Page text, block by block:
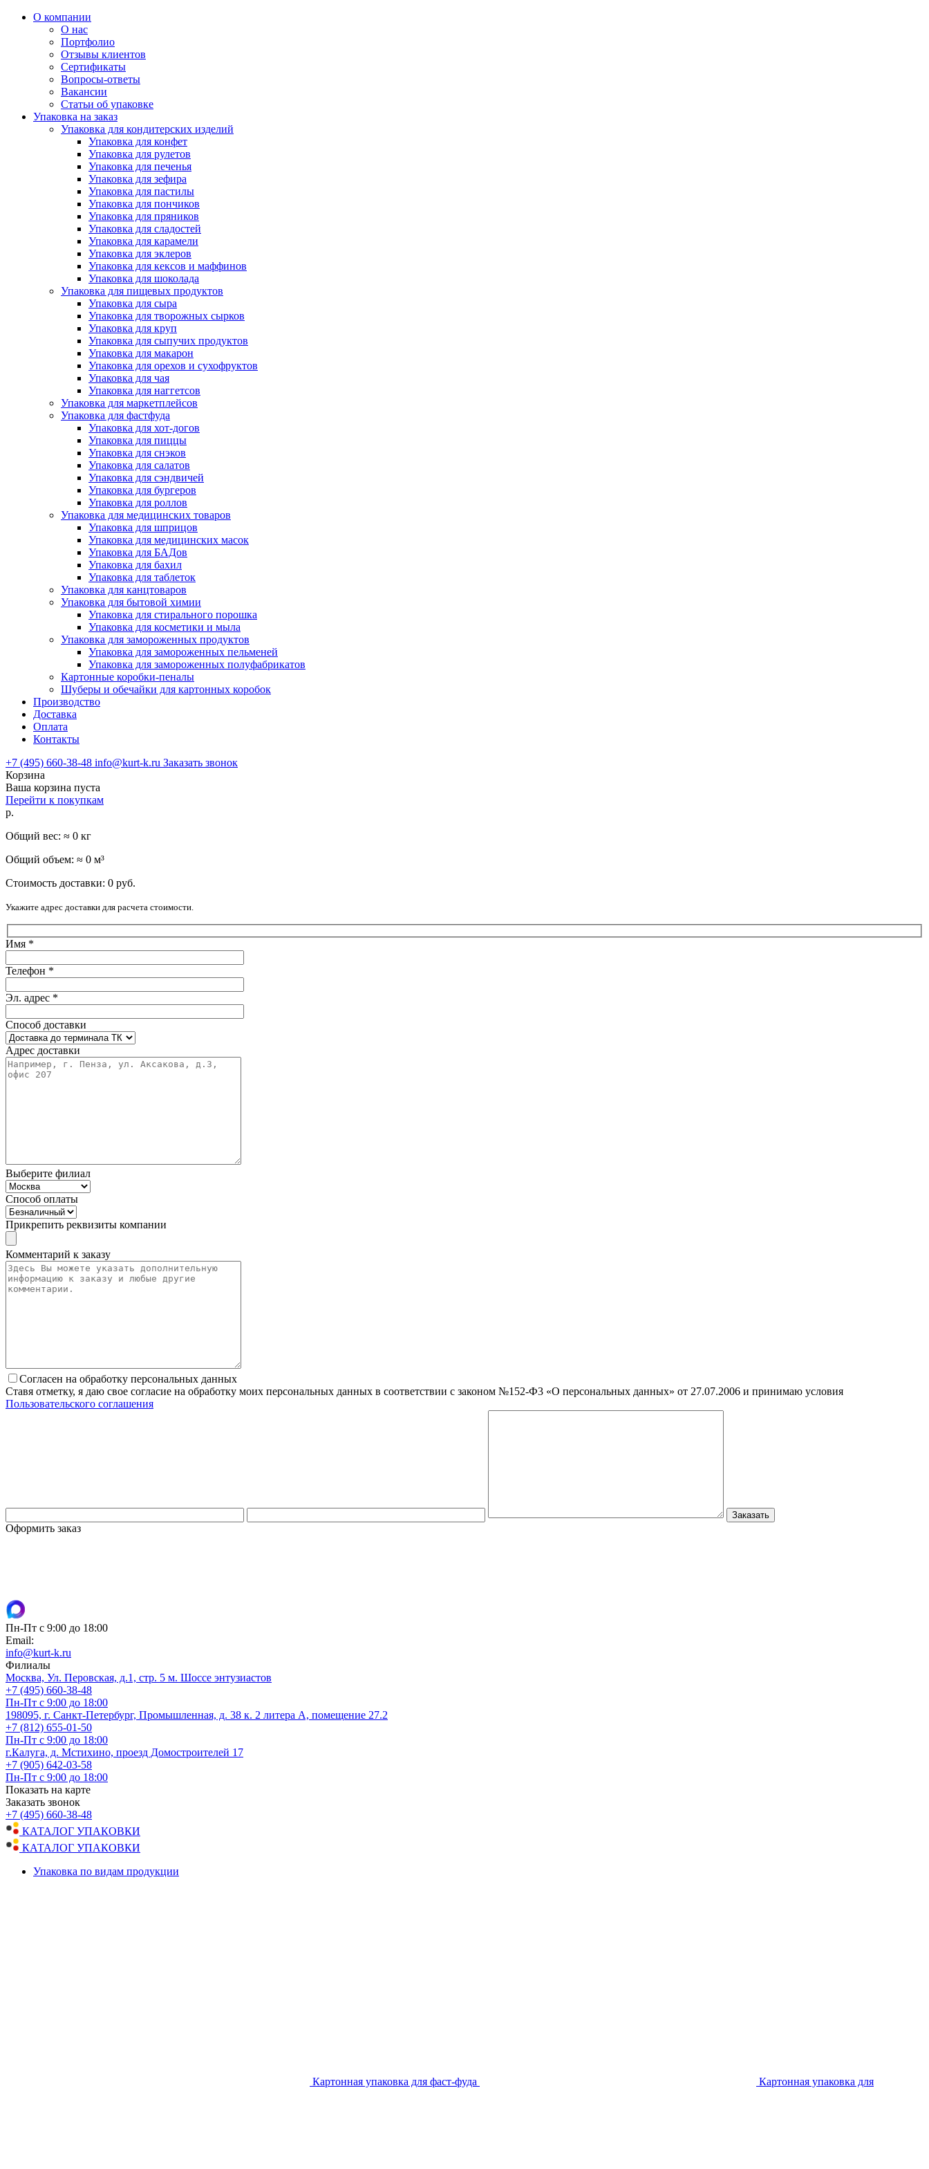
О компании
О нас
Портфолио
Отзывы клиентов
Сертификаты
Вопросы-ответы
Вакансии
Статьи об упаковке
Упаковка на заказ
Упаковка для кондитерских изделий
Упаковка для конфет
Упаковка для рулетов
Упаковка для печенья
Упаковка для зефира
Упаковка для пастилы
Упаковка для пончиков
Упаковка для пряников
Упаковка для сладостей
Упаковка для карамели
Упаковка для эклеров
Упаковка для кексов и маффинов
Упаковка для шоколада
Упаковка для пищевых продуктов
Упаковка для сыра
Упаковка для творожных сырков
Упаковка для круп
Упаковка для сыпучих продуктов
Упаковка для макарон
Упаковка для орехов и сухофруктов
Упаковка для чая
Упаковка для наггетсов
Упаковка для маркетплейсов
Упаковка для фастфуда
Упаковка для хот-догов
Упаковка для пиццы
Упаковка для снэков
Упаковка для салатов
Упаковка для сэндвичей
Упаковка для бургеров
Упаковка для роллов
Упаковка для медицинских товаров
Упаковка для шприцов
Упаковка для медицинских масок
Упаковка для БАДов
Упаковка для бахил
Упаковка для таблеток
Упаковка для канцтоваров
Упаковка для бытовой химии
Упаковка для стирального порошка
Упаковка для косметики и мыла
Упаковка для замороженных продуктов
Упаковка для замороженных пельменей
Упаковка для замороженных полуфабрикатов
Картонные коробки-пеналы
Шуберы и обечайки для картонных коробок
Производство
Доставка
Оплата
Контакты
+7 (495) 660-38-48 info@kurt-k.ru Заказать звонок
Корзина
Ваша корзина пуста
Перейти к покупкам
р.
Общий вес: ≈ 0 кг
Общий объем: ≈ 0 м³
Стоимость доставки: 0 руб.
Укажите адрес доставки для расчета стоимости.
Имя *
Телефон *
Эл. адрес *
Способ доставки
Адрес доставки
Выберите филиал
Способ оплаты
Прикрепить реквизиты компании
Комментарий к заказу
Согласен на обработку персональных данных
Ставя отметку, я даю свое согласие на обработку моих персональных данных в соответствии с законом №152-Ф3 «О персональных данных» от 27.07.2006 и принимаю условия
Пользовательского соглашения
Оформить заказ
Пн-Пт с 9:00 до 18:00
Email:
info@kurt-k.ru
Филиалы
Москва, Ул. Перовская, д.1, стр. 5 м. Шоссе энтузиастов
+7 (495) 660-38-48
Пн-Пт с 9:00 до 18:00
198095, г. Санкт-Петербург, Промышленная, д. 38 к. 2 литера А, помещение 27.2
+7 (812) 655-01-50
Пн-Пт с 9:00 до 18:00
г.Калуга, д. Мстихино, проезд Домостроителей 17
+7 (905) 642-03-58
Пн-Пт с 9:00 до 18:00
Показать на карте
Заказать звонок
+7 (495) 660-38-48
КАТАЛОГ УПАКОВКИ
КАТАЛОГ УПАКОВКИ
Упаковка по видам продукции
Картонная упаковка для фаст-фуда Картонная упаковка для